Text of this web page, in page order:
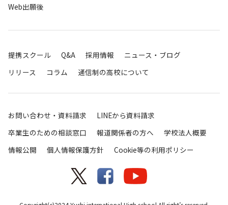
Web出願後
提携スクール Q&A 採用情報
ニュース・ブログ
リリース
コラム 通信制の高校について
お問い合わせ・資料請求
LINEから資料請求
卒業生のための相談窓口
報道関係者の方へ
学校法人概要
情報公開
個人情報保護方針 Cookie等の利用ポリシー